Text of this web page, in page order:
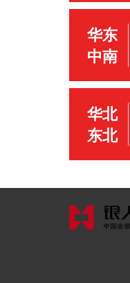
华东
中南
华北
东北